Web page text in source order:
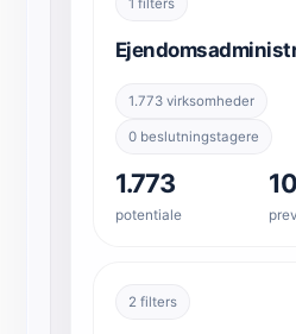
1.773 virksomheder
0 beslutningstagere
1.773
potentiale
10
2 filters